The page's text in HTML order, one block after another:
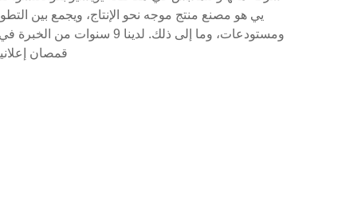
يي هو مصنع منتج موجه نحو الإنتاج، ويجمع بين
ومستودعات، وما إلى
قمصان